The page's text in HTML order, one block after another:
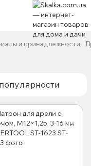
и принадлежности